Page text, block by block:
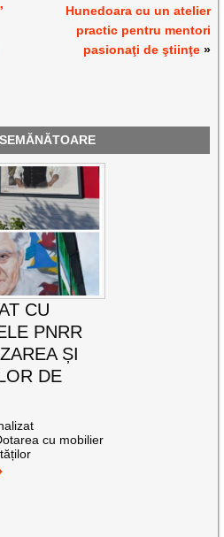
Hunedoara cu un atelier
practic pentru mentori
pasionaţi de ştiinţe»
CU
PNRR
ȘI
DE
cu mobilier